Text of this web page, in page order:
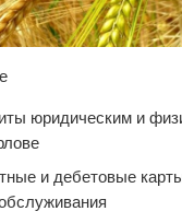
юридическим и
и дебетовые